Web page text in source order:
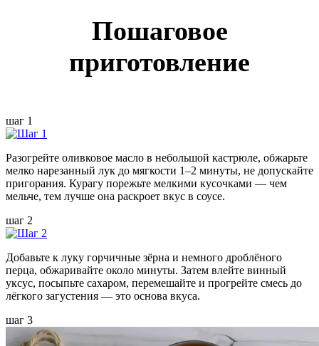
Пошаговое
приготовление
шаг 1
Разогрейте оливковое масло в небольшой кастрюле, обжарьте
мелко нарезанный лук до мягкости 1–2 минуты, не допускайте
пригорания. Курагу порежьте мелкими кусочками — чем
мельче, тем лучше она раскроет вкус в соусе.
шаг 2
Добавьте к луку горчичные зёрна и немного дроблёного
перца, обжаривайте около минуты. Затем влейте винный
уксус, посыпьте сахаром, перемешайте и прогрейте смесь до
лёгкого загустения — это основа вкуса.
шаг 3